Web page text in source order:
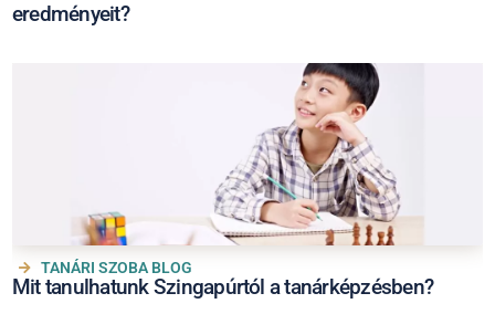
eredményeit?
TANÁRI SZOBA BLOG
Mit tanulhatunk Szingapúrtól a tanárképzésben?